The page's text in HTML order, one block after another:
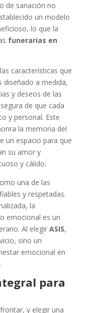
de sanación no
un modelo
lo que la
funerarias en
características que
diseñado a medida,
y deseos de las
de que cada
y personal. Este
la memoria del
un espacio para que
su amor y
y cálido.
una de las
y respetadas.
la
emocional es un
Al elegir ASIS,
sino un
emocional en
para
y elegir una